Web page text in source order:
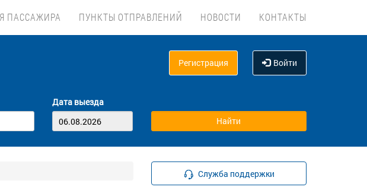
ПАССАЖИРА ПУНКТЫ ОТПРАВЛЕНИЙ НОВОСТИ КОНТАКТЫ
Регистрация Войти
Дата выезда
Служба поддержки